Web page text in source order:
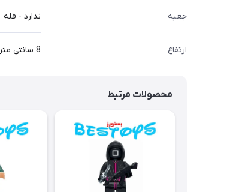
جعبه ندارد - فله
ارتفاع 8 سانتی متر
محصولات مرتبط